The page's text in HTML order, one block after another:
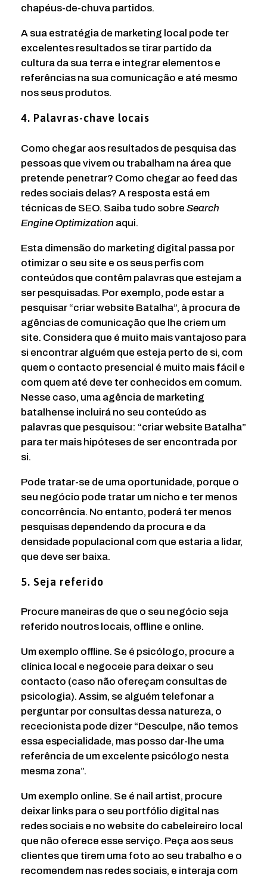
chapéus-de-chuva partidos.
A sua estratégia de marketing local pode ter
excelentes resultados se tirar partido da
cultura da sua terra e integrar elementos e
referências na sua comunicação e até mesmo
nos seus produtos.
4. Palavras-chave locais
Como chegar aos resultados de pesquisa das
pessoas que vivem ou trabalham na área que
pretende penetrar? Como chegar ao feed das
redes sociais delas? A resposta está em
técnicas de SEO. Saiba tudo sobre Search
Engine Optimization aqui.
Esta dimensão do marketing digital passa por
otimizar o seu site e os seus perfis com
conteúdos que contêm palavras que estejam a
ser pesquisadas. Por exemplo, pode estar a
pesquisar “criar website Batalha”, à procura de
agências de comunicação que lhe criem um
site. Considera que é muito mais vantajoso para
si encontrar alguém que esteja perto de si, com
quem o contacto presencial é muito mais fácil e
com quem até deve ter conhecidos em comum.
Nesse caso, uma agência de marketing
batalhense incluirá no seu conteúdo as
palavras que pesquisou: “criar website Batalha”
para ter mais hipóteses de ser encontrada por
si.
Pode tratar-se de uma oportunidade, porque o
seu negócio pode tratar um nicho e ter menos
concorrência. No entanto, poderá ter menos
pesquisas dependendo da procura e da
densidade populacional com que estaria a lidar,
que deve ser baixa.
5. Seja referido
Procure maneiras de que o seu negócio seja
referido noutros locais, offline e online.
Um exemplo offline. Se é psicólogo, procure a
clínica local e negoceie para deixar o seu
contacto (caso não ofereçam consultas de
psicologia). Assim, se alguém telefonar a
perguntar por consultas dessa natureza, o
rececionista pode dizer “Desculpe, não temos
essa especialidade, mas posso dar-lhe uma
referência de um excelente psicólogo nesta
mesma zona”.
Um exemplo online. Se é nail artist, procure
deixar links para o seu portfólio digital nas
redes sociais e no website do cabeleireiro local
que não oferece esse serviço. Peça aos seus
clientes que tirem uma foto ao seu trabalho e o
recomendem nas redes sociais, e interaja com